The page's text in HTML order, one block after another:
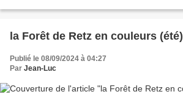
la Forêt de Retz en couleurs (été)
Publié le 08/09/2024 à 04:27
Par Jean-Luc